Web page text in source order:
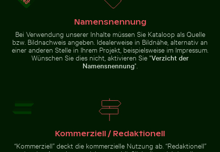
Luftaufnahme des Makkasan-
Kreuzes in Bangkok
Leuchtend rosa Lilie mit Knospen
vor schwarzem Hintergrund
Eleganter Reiher am sonnigen Strand
Eleganter Reiher am sonnigen
Buddha-Statuen im Wat Yai
Buddha-Statuen im Wat Yai Chai
Gefrorener Leuchtturm mit Eiszapfen am Pier
Schatten eines Schildes auf
Namensnennung
Bei Verwendung unserer Inhalte müssen Sie Kataloop als Quelle
bzw. Bildnachweis angeben. Idealerweise in Bildnähe, alternativ an
einer anderen Stelle in Ihrem Projekt, beispielsweise im Impressum.
Wünschen Sie dies nicht, aktivieren Sie "Verzicht der
Namensnennung".
Kommerziell / Redaktionell
“Kommerziell” deckt die kommerzielle Nutzung ab. “Redaktionell”